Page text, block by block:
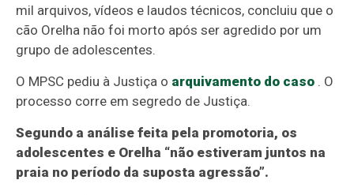
mil arquivos, vídeos e laudos técnicos, concluiu que o
cão Orelha não foi morto após ser agredido por um
grupo de adolescentes.
O MPSC pediu à Justiça o arquivamento do caso . O
processo corre em segredo de Justiça.
Segundo a análise feita pela promotoria, os
adolescentes e Orelha “não estiveram juntos na
praia no período da suposta agressão”.